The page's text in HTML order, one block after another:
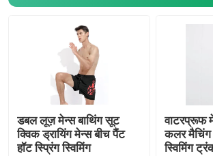
डबल लूज़ मेन्स बाथिंग सूट
क्विक ड्रायिंग मेन्स बीच पैंट
हॉट स्प्रिंग स्विमिंग
वाटरप्रूफ
कलर मैचिंग
स्विमिंग